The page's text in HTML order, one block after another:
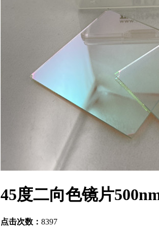
45度二向色镜片
点击次数： 8397